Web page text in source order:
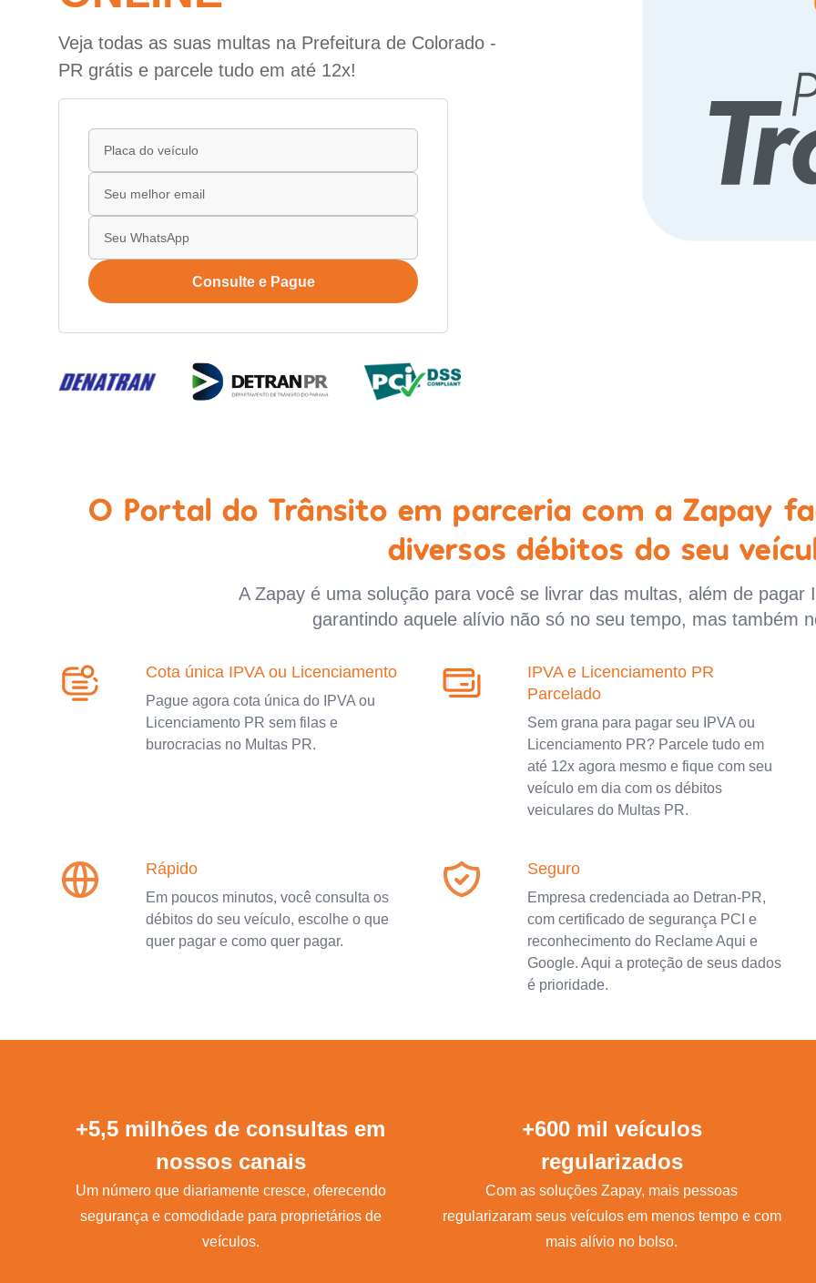
Veja todas as suas multas na Prefeitura de Colorado -
PR grátis e parcele tudo em até 12x!
Consulte e Pague
O Portal do Trânsito em parceria com a Zapay
diversos débitos do seu
A Zapay é uma solução para você se livrar das multas, além de pagar
garantindo aquele alívio não só no seu tempo, mas também
Cota única IPVA ou Licenciamento
Pague agora cota única do IPVA ou
Licenciamento PR sem filas e
burocracias no Multas PR.
IPVA e Licenciamento PR
Parcelado
Sem grana para pagar seu IPVA ou
Licenciamento PR? Parcele tudo em
até 12x agora mesmo e fique com seu
veículo em dia com os débitos
veiculares do Multas PR.
Rápido
Em poucos minutos, você consulta os
débitos do seu veículo, escolhe o que
quer pagar e como quer pagar.
Seguro
Empresa credenciada ao Detran-PR,
com certificado de segurança PCI e
reconhecimento do Reclame Aqui e
Google. Aqui a proteção de seus dados
é prioridade.
+5,5 milhões de consultas em
nossos canais
Um número que diariamente cresce, oferecendo
segurança e comodidade para proprietários de
veículos.
+600 mil veículos
regularizados
Com as soluções Zapay, mais pessoas
regularizaram seus veículos em menos tempo e com
mais alívio no bolso.